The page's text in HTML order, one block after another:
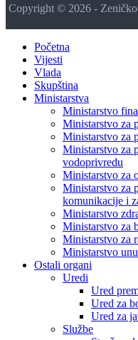
Copyright © 2026 -
Početna
Vijesti
Vlada
Skupština
Ministarstva
Ministarstvo
Ministarstvo za
Ministarstvo za
Ministarstvo za
vodoprivredu
Ministarstvo za
Ministarstvo za
komunikacije i
Ministarstvo
Ministarstvo za
Ministarstvo za
Ministarstvo
Ostali organi
Uredi
Ured
Ured za
Ured za
Službe